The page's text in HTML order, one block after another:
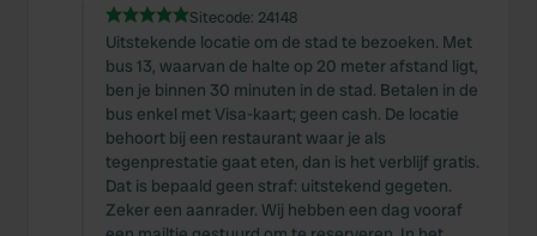
Sitecode: 24148
Uitstekende locatie om de stad te bezoeken. Met
bus 13, waarvan de halte op 20 meter afstand ligt,
ben je binnen 30 minuten in de stad. Betalen in de
bus enkel met Visa-kaart; geen cash. De locatie
behoort bij een restaurant waar je als
tegenprestatie gaat eten, dan is het verblijf gratis.
Dat is bepaald geen straf: uitstekend gegeten.
Zeker een aanrader. Wij hebben een dag vooraf